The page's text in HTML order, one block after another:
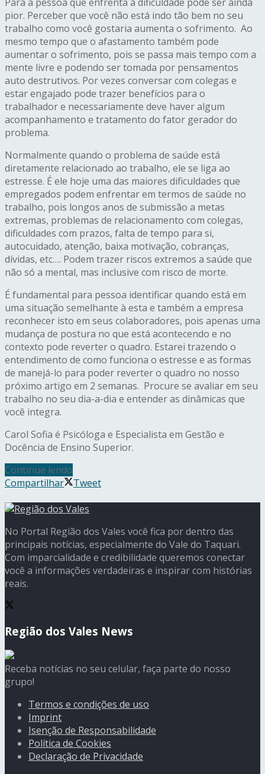
pior. Perceber que você não está indo tão bem no seu
trabalho como você gostaria aumenta o sofrimento. Ao
mesmo tempo que o afastamento também pode
aumentar o sofrimento, pois se passa mais tempo com a
mente livre e podendo ser tomada por pensamentos
auto destrutivos. Por vezes conversar com colegas e
estar engajado pode trazer benefícios para o
trabalhador e necessariamente deve haver algum
acompanhamento e tratamento do fator gerador do
problema.
Normalmente quando o problema de saúde está
diretamente relacionado ao trabalho, ele se liga ao
estresse. É ele hoje uma das maiores dificuldades que
empregados podem enfrentar em termos de saúde no
trabalho, pois longos anos de submissão a metas
extremas, problemas de relacionamento com colegas,
dificuldades com prazos, falta de tempo para si,
autocuidado, atenção, baixa motivação, cobranças,
dívidas, etc…. Podem trazer riscos extremos a saúde que
não só a mental, mas inclusive com risco de morte.
É fundamental para pessoa identificar quando está em
uma situação semelhante à esta e também a empresa
reconhecer isto em seus colaboradores, pois apenas uma
mudança de postura no que está acontecendo e no
contexto pode reverter o quadro. Estarei trazendo o
entendimento de como funciona o estresse e as formas
de manejá-lo para poder reverter o quadro no nosso
próximo artigo em 2 semanas. Procure se avaliar em seu
trabalho no seu dia-a-dia e entender as dinâmicas que
você integra.
Carol Sofia é Psicóloga e Especialista em Gestão e
Docência de Ensino Superior.
Continue lendo
Compartilhar
Tweet
No Portal Região dos Vales você fica por dentro das
principais notícias, especialmente do Vale do Taquari.
Com imparcialidade e credibilidade queremos conectar
você a informações verdadeiras e inspirar com histórias
reais.
Região dos Vales News
Receba notícias no seu celular, faça parte do nosso
grupo!
Termos e condições de uso
Imprint
Isenção de Responsabilidade
Política de Cookies
Declaração de Privacidade